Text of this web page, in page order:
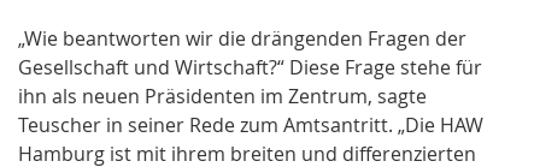
„Wie beantworten wir die drängenden Fragen der
Gesellschaft und Wirtschaft?“ Diese Frage stehe für
ihn als neuen Präsidenten im Zentrum, sagte
Teuscher in seiner Rede zum Amtsantritt. „Die HAW
Hamburg ist mit ihrem breiten und differenzierten